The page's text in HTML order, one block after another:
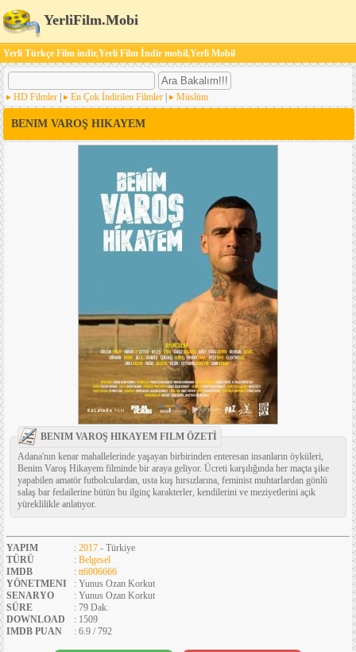
YerliFilm.Mobi
Yerli Türkçe Film indir,Yerli Film İndir mobil,Yerli Mobil
HD Filmler En Çok İndirilen Filmler Müslüm
BENIM VAROŞ HIKAYEM
BENIM VAROŞ HIKAYEM FILM ÖZETİ
Adana'nın kenar mahallelerinde yaşayan birbirinden enteresan insanların öyküleri,
Benim Varoş Hikayem filminde bir araya geliyor. Ücreti karşılığında her maçta şike
yapabilen amatör futbolculardan, usta kuş hırsızlarına, feminist muhtarlardan gönlü
salaş bar fedailerine bütün bu ilginç karakterler, kendilerini ve meziyetlerini açık
yüreklilikle anlatıyor.
YAPIM : 2017 - Türkiye
TÜRÜ
: Belgesel
IMDB
: tt6006666
YÖNETMENI
: Yunus Ozan Korkut
SENARYO
: Yunus Ozan Korkut
SÜRE
: 79 Dak.
DOWNLOAD
: 1509
IMDB PUAN
: 6.9 / 792